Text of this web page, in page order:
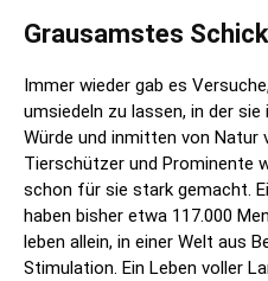
Grausamstes
Immer wieder gab es
umsiedeln zu lassen, in der
Würde und inmitten von Natur
Tierschützer und Prominente
schon für sie stark gemacht.
haben bisher etwa 117.000
leben allein, in einer Welt aus
Stimulation. Ein Leben voller